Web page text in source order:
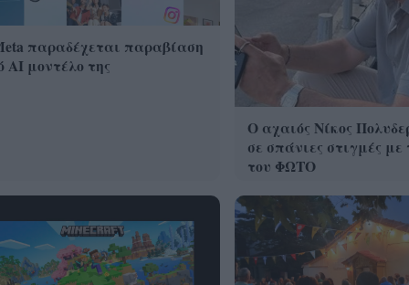
παραδέχεται παραβίαση
AI μοντέλο της
Ο αχαιός Νίκος
σε σπάνιες στιγμές με
του ΦΩΤΟ